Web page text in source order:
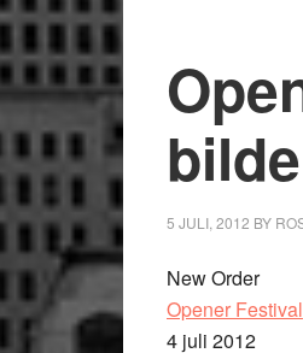
5 JULI, 2012 BY
New Order
Opener
4 juli 2012